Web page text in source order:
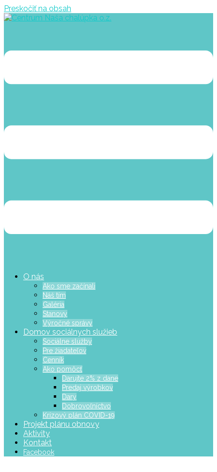
Preskočiť na obsah
O nás
Ako sme začínali
Náš tím
Galéria
Stanovy
Výročné správy
Domov sociálnych služieb
Sociálne služby
Pre žiadateľov
Cenník
Ako pomôcť
Darujte 2% z dane
Predaj výrobkov
Dary
Dobrovoľníctvo
Krízový plán COVID-19
Projekt plánu obnovy
Aktivity
Kontakt
Facebook